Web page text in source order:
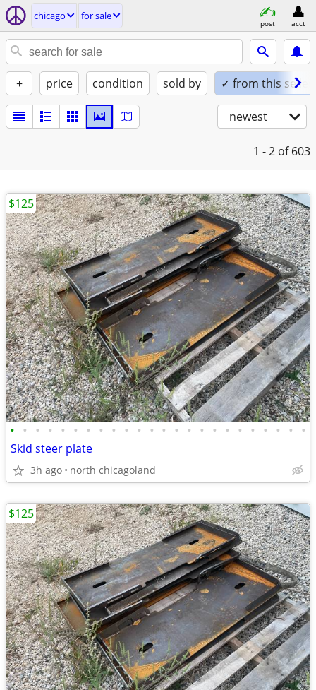
chicago for sale
post acct
+ price condition sold by ✓ from this seller
newest
1 - 2 of 603
• • • • • • • • • • • • • • • • • • • • • • • •
Skid steer plate
3h ago north chicagoland
$125
$125